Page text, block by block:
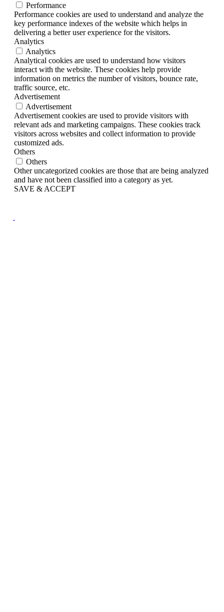
Performance
Performance cookies are used to understand and analyze the
key performance indexes of the website which helps in
delivering a better user experience for the visitors.
Analytics
Analytics
Analytical cookies are used to understand how visitors
interact with the website. These cookies help provide
information on metrics the number of visitors, bounce rate,
traffic source, etc.
Advertisement
Advertisement
Advertisement cookies are used to provide visitors with
relevant ads and marketing campaigns. These cookies track
visitors across websites and collect information to provide
customized ads.
Others
Others
Other uncategorized cookies are those that are being analyzed
and have not been classified into a category as yet.
SAVE & ACCEPT